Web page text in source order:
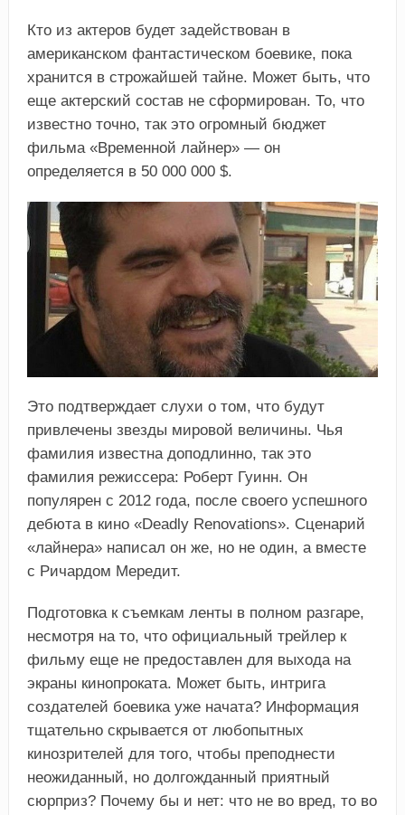
Кто из актеров будет задействован в
американском фантастическом боевике, пока
хранится в строжайшей тайне. Может быть, что
еще актерский состав не сформирован. То, что
известно точно, так это огромный бюджет
фильма «Временной лайнер» — он
определяется в 50 000 000 $.
Это подтверждает слухи о том, что будут
привлечены звезды мировой величины. Чья
фамилия известна доподлинно, так это
фамилия режиссера: Роберт Гуинн. Он
популярен с 2012 года, после своего успешного
дебюта в кино «Deadly Renovations». Сценарий
«лайнера» написал он же, но не один, а вместе
с Ричардом Мередит.
Подготовка к съемкам ленты в полном разгаре,
несмотря на то, что официальный трейлер к
фильму еще не предоставлен для выхода на
экраны кинопроката. Может быть, интрига
создателей боевика уже начата? Информация
тщательно скрывается от любопытных
кинозрителей для того, чтобы преподнести
неожиданный, но долгожданный приятный
сюрприз? Почему бы и нет: что не во вред, то во